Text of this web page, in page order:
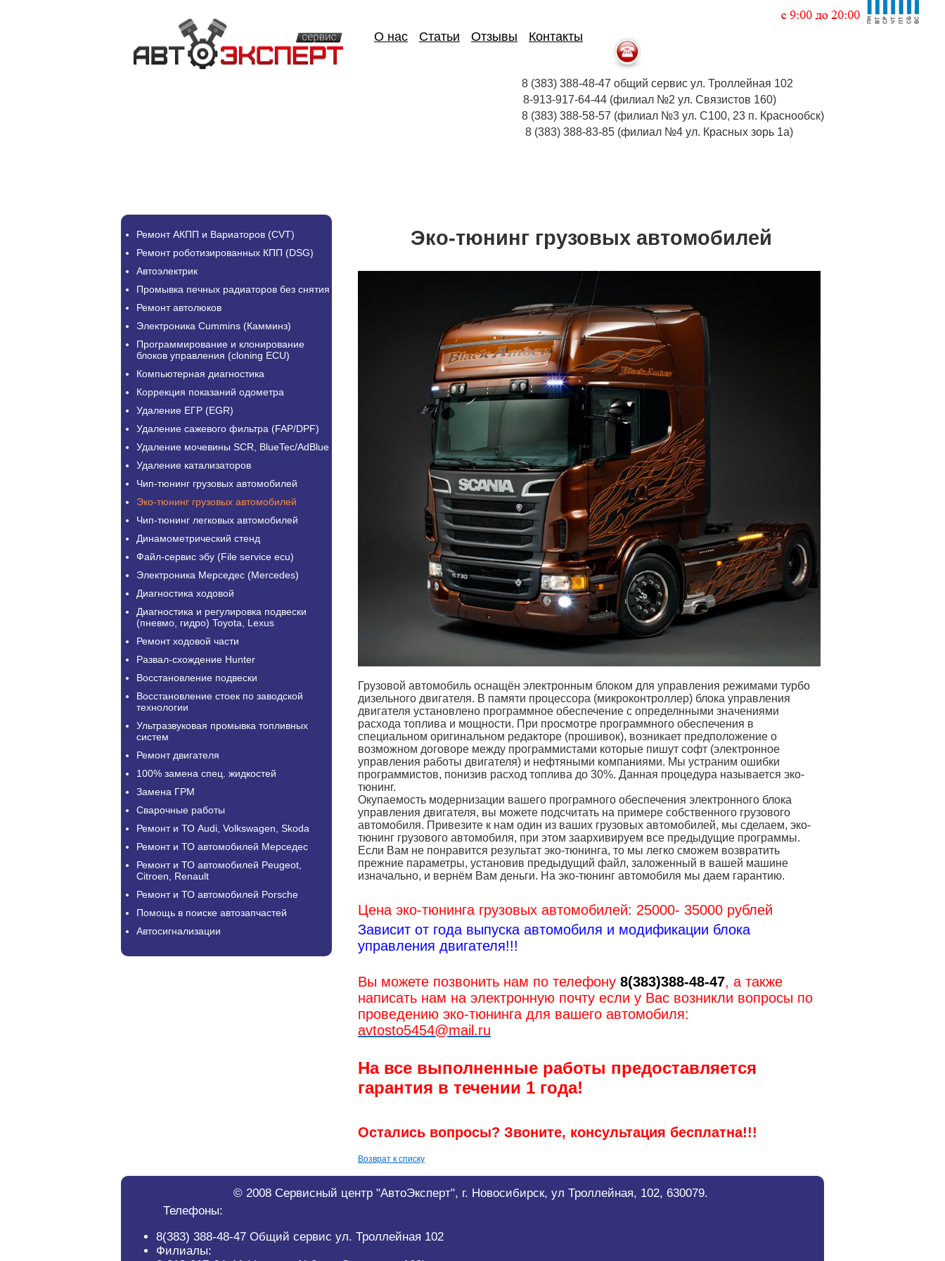
О нас Статьи Отзывы Контакты
8 (383) 388-48-47 общий сервис ул. Троллейная 102
8-913-917-64-44 (филиал №2 ул. Связистов 160)
8 (383) 388-58-57 (филиал №3 ул. С100, 23 п. Краснообск)
8 (383) 388-83-85 (филиал №4 ул. Красных зорь 1а)
Ремонт АКПП и Вариаторов (CVT)
Ремонт роботизированных КПП (DSG)
Автоэлектрик
Промывка печных радиаторов без снятия
Ремонт автолюков
Электроника Cummins (Камминз)
Программирование и клонирование
блоков управления (cloning ECU)
Компьютерная диагностика
Коррекция показаний одометра
Удаление ЕГР (EGR)
Удаление сажевого фильтра (FAP/DPF)
Удаление мочевины SCR, BlueTec/AdBlue
Удаление катализаторов
Чип-тюнинг грузовых автомобилей
Эко-тюнинг грузовых автомобилей
Чип-тюнинг легковых автомобилей
Динамометрический стенд
Файл-сервис эбу (File service ecu)
Электроника Мерседес (Mercedes)
Диагностика ходовой
Диагностика и регулировка подвески
(пневмо, гидро) Toyota, Lexus
Ремонт ходовой части
Развал-схождение Hunter
Восстановление подвески
Восстановление стоек по заводской
технологии
Ультразвуковая промывка топливных
систем
Ремонт двигателя
100% замена спец. жидкостей
Замена ГРМ
Сварочные работы
Ремонт и ТО Audi, Volkswagen, Skoda
Ремонт и ТО автомобилей Мерседес
Ремонт и ТО автомобилей Peugeot,
Citroen, Renault
Ремонт и ТО автомобилей Porsche
Помощь в поиске автозапчастей
Автосигнализации
Эко-тюнинг грузовых автомобилей
Грузовой автомобиль оснащён электронным блоком для управления режимами турбо
дизельного двигателя. В памяти процессора (микроконтроллер) блока управления
двигателя установлено программное обеспечение с определнными значениями
расхода топлива и мощности. При просмотре программного обеспечения в
специальном оригинальном редакторе (прошивок), возникает предположение о
возможном договоре между программистами которые пишут софт (электронное
управления работы двигателя) и нефтяными компаниями. Мы устраним ошибки
программистов, понизив расход топлива до 30%. Данная процедура называется эко-
тюнинг.
Окупаемость модернизации вашего програмного обеспечения электронного блока
управления двигателя, вы можете подсчитать на примере собственного грузового
автомобиля. Привезите к нам один из ваших грузовых автомобилей, мы сделаем, эко-
тюнинг грузового автомобиля, при этом заархивируем все предыдущие программы.
Если Вам не понравится результат эко-тюнинга, то мы легко сможем возвратить
прежние параметры, установив предыдущий файл, заложенный в вашей машине
изначально, и вернём Вам деньги. На эко-тюнинг автомобиля мы даем гарантию.
Цена эко-тюнинга грузовых автомобилей: 25000- 35000 рублей
Зависит от года выпуска автомобиля и модификации блока
управления двигателя!!!
Вы можете позвонить нам по телефону 8(383)388-48-47, а также
написать нам на электронную почту если у Вас возникли вопросы по
проведению эко-тюнинга для вашего автомобиля:
avtosto5454@mail.ru
На все выполненные работы предоставляется
гарантия в течении 1 года!
Остались вопросы? Звоните, консультация бесплатна!!!
Возврат к списку
© 2008 Сервисный центр "АвтоЭксперт", г. Новосибирск, ул Троллейная, 102, 630079.
Телефоны:
8(383) 388-48-47 Общий сервис ул. Троллейная 102
Филиалы: